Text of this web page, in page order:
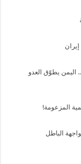
اليمن يطوّق العدو
المزعومة!
الباطل